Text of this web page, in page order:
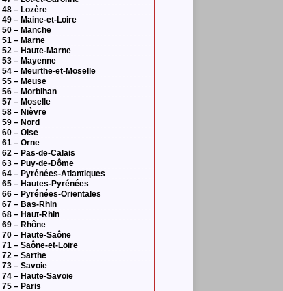
48 – Lozère
49 – Maine-et-Loire
50 – Manche
51 – Marne
52 – Haute-Marne
53 – Mayenne
54 – Meurthe-et-Moselle
55 – Meuse
56 – Morbihan
57 – Moselle
58 – Nièvre
59 – Nord
60 – Oise
61 – Orne
62 – Pas-de-Calais
63 – Puy-de-Dôme
64 – Pyrénées-Atlantiques
65 – Hautes-Pyrénées
66 – Pyrénées-Orientales
67 – Bas-Rhin
68 – Haut-Rhin
69 – Rhône
70 – Haute-Saône
71 – Saône-et-Loire
72 – Sarthe
73 – Savoie
74 – Haute-Savoie
75 – Paris